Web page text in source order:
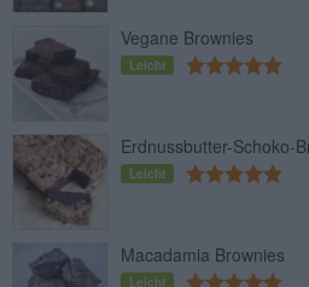
Vegane Brownies
Leicht
Erdnussbutter-Schoko-
Leicht
Macadamia Brownies
Leicht